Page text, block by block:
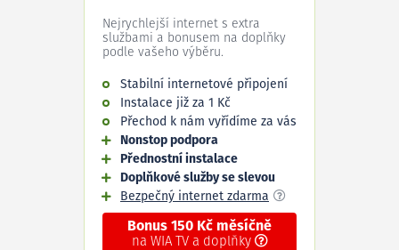
Nejrychlejší internet s extra
službami a bonusem na doplňky
podle vašeho výběru.
Stabilní internetové připojení
Instalace již za 1 Kč
Přechod k nám vyřídíme za vás
Nonstop podpora
Přednostní instalace
Doplňkové služby se slevou
Bezpečný internet zdarma
Bonus 150 Kč měsíčně
na WIA TV a doplňky